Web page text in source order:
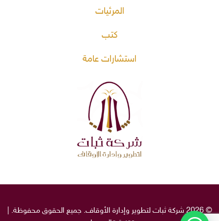
المرئيات
كتب
استشارات عامة
© 2026 شركة ثبات لتطوير وإدارة الأوقاف. جميع الحقوق محفوظة. |